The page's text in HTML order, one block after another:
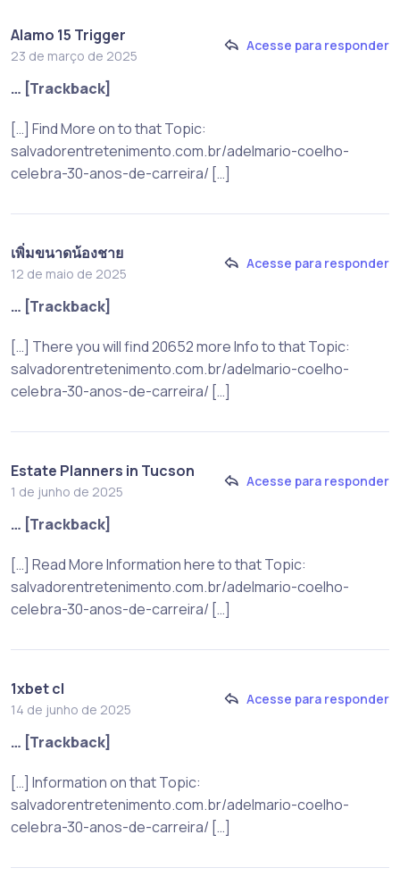
Alamo 15 Trigger
23 de março de 2025
Acesse para responder
… [Trackback]
[…] Find More on to that Topic:
salvadorentretenimento.com.br/adelmario-coelho-
celebra-30-anos-de-carreira/ […]
เพิ่มขนาดน้องชาย
12 de maio de 2025
Acesse para responder
… [Trackback]
[…] There you will find 20652 more Info to that Topic:
salvadorentretenimento.com.br/adelmario-coelho-
celebra-30-anos-de-carreira/ […]
Estate Planners in Tucson
1 de junho de 2025
Acesse para responder
… [Trackback]
[…] Read More Information here to that Topic:
salvadorentretenimento.com.br/adelmario-coelho-
celebra-30-anos-de-carreira/ […]
1xbet cl
14 de junho de 2025
Acesse para responder
… [Trackback]
[…] Information on that Topic:
salvadorentretenimento.com.br/adelmario-coelho-
celebra-30-anos-de-carreira/ […]